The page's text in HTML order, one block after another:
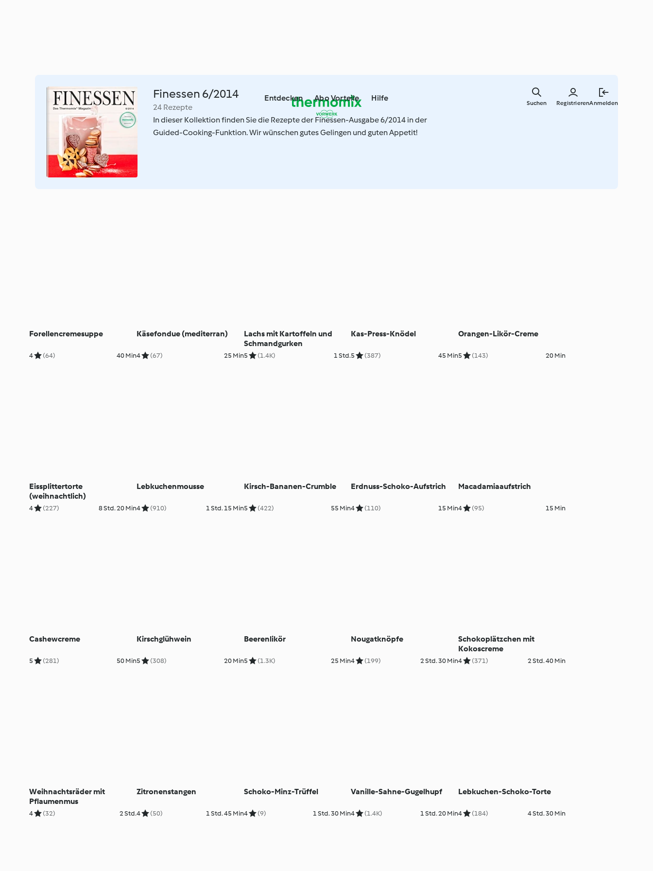
springen
Entdecken Abo Vorteile Hilfe
RegistrierenAnmelden
Suchen
Finessen 6/2014
24 Rezepte
In dieser Kollektion finden Sie die Rezepte der Finessen-Ausgabe 6/2014 in der
Guided-Cooking-Funktion. Wir wünschen gutes Gelingen und guten Appetit!
Forellencremesuppe
4 (64) 40 Min
Käsefondue (mediterran)
4 (67) 25 Min
Lachs mit Kartoffeln und
Schmandgurken
5 (1.4K) 1 Std.
Kas-Press-Knödel
5 (387) 45 Min
Orangen-Likör-Creme
5 (143) 20 Min
Eissplittertorte
(weihnachtlich)
4 (227) 8 Std. 20 Min
Lebkuchenmousse
4 (910) 1 Std. 15 Min
Kirsch-Bananen-Crumble
5 (422) 55 Min
Erdnuss-Schoko-Aufstrich
4 (110) 15 Min
Macadamiaaufstrich
4 (95) 15 Min
Cashewcreme
5 (281) 50 Min
Kirschglühwein
5 (308) 20 Min
Beerenlikör
5 (1.3K) 25 Min
Nougatknöpfe
4 (199) 2 Std. 30 Min
Schokoplätzchen mit
Kokoscreme
4 (371) 2 Std. 40 Min
Weihnachtsräder mit
Pflaumenmus
4 (32) 2 Std.
Zitronenstangen
4 (50) 1 Std. 45 Min
Schoko-Minz-Trüffel
4 (9) 1 Std. 30 Min
Vanille-Sahne-Gugelhupf
4 (1.4K) 1 Std. 20 Min
Lebkuchen-Schoko-Torte
4 (184) 4 Std. 30 Min